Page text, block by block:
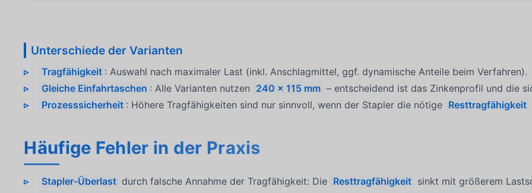
Unterschiede der Varianten
Tragfähigkeit : Auswahl nach maximaler Last (inkl. Anschlagmittel, ggf. dynamische Anteile beim Verfahren).
Gleiche Einfahrtaschen : Alle Varianten nutzen 240 x 115 mm – entscheidend ist das Zinkenprofil und die
Prozesssicherheit : Höhere Tragfähigkeiten sind nur sinnvoll, wenn der Stapler die nötige Resttragfähigkeit
Häufige Fehler in der Praxis
Stapler-Überlast durch falsche Annahme der Tragfähigkeit: Die Resttragfähigkeit sinkt mit größerem